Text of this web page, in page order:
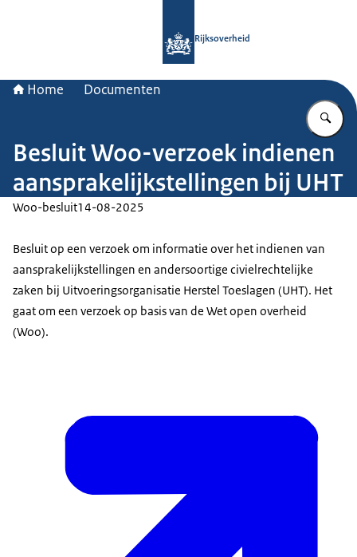
Rijksoverheid
Home Documenten
Besluit Woo-verzoek indienen
aansprakelijkstellingen bij UHT
Woo-besluit14-08-2025
Besluit op een verzoek om informatie over het indienen van
aansprakelijkstellingen en andersoortige civielrechtelijke
zaken bij Uitvoeringsorganisatie Herstel Toeslagen (UHT). Het
gaat om een verzoek op basis van de Wet open overheid
(Woo).